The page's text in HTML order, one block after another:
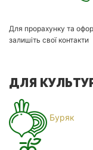
Для прорахунку та
залишіть свої контакти
ДЛЯ
Буряк